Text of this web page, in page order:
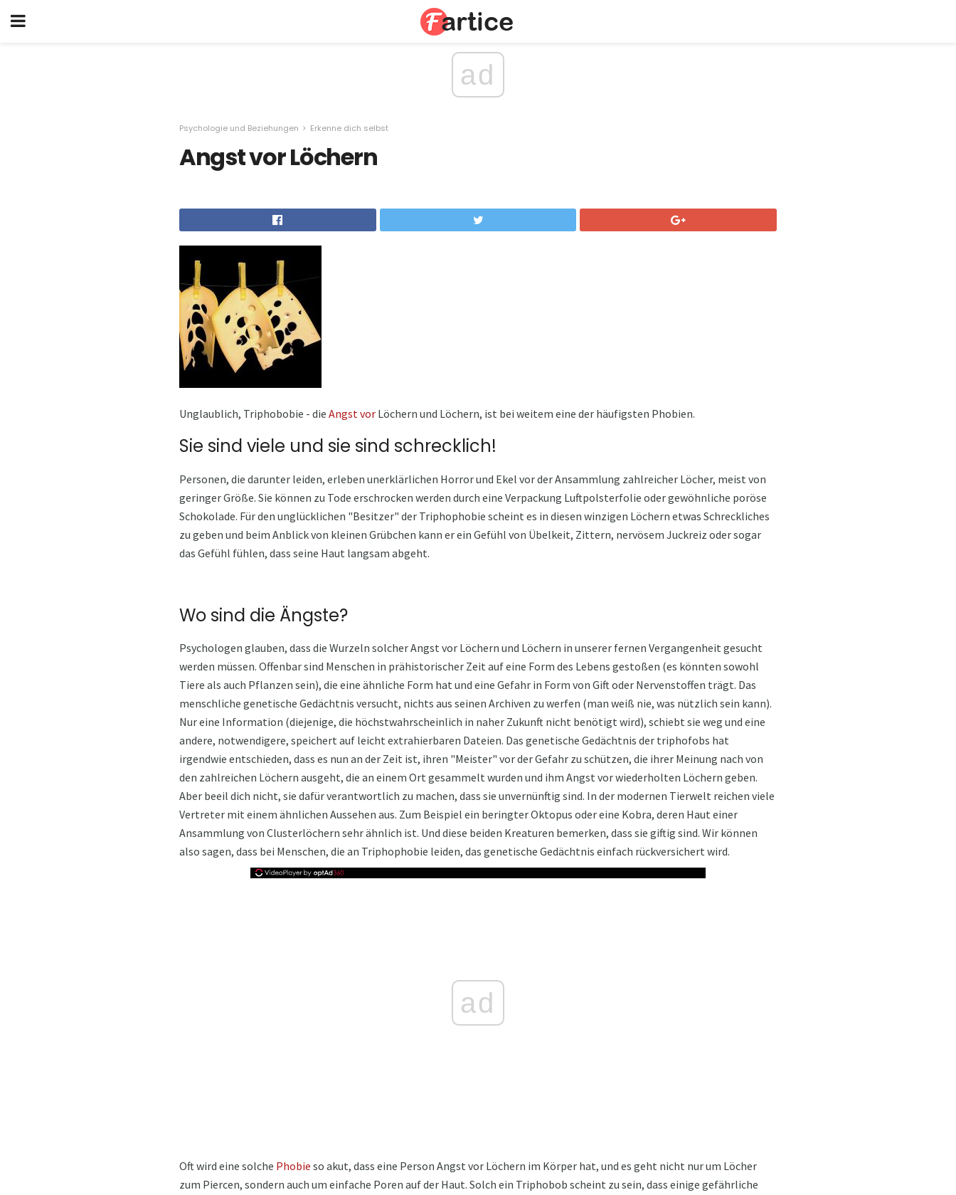
ad
Psychologie und Beziehungen Erkenne dich selbst
Angst vor Löchern
Unglaublich, Triphobobie - die Angst vor Löchern und Löchern, ist bei weitem eine der häufigsten Phobien.
Sie sind viele und sie sind schrecklich!
Personen, die darunter leiden, erleben unerklärlichen Horror und Ekel vor der Ansammlung zahlreicher Löcher, meist von
geringer Größe. Sie können zu Tode erschrocken werden durch eine Verpackung Luftpolsterfolie oder gewöhnliche poröse
Schokolade. Für den unglücklichen "Besitzer" der Triphophobie scheint es in diesen winzigen Löchern etwas Schreckliches
zu geben und beim Anblick von kleinen Grübchen kann er ein Gefühl von Übelkeit, Zittern, nervösem Juckreiz oder sogar
das Gefühl fühlen, dass seine Haut langsam abgeht.
Wo sind die Ängste?
Psychologen glauben, dass die Wurzeln solcher Angst vor Löchern und Löchern in unserer fernen Vergangenheit gesucht
werden müssen. Offenbar sind Menschen in prähistorischer Zeit auf eine Form des Lebens gestoßen (es könnten sowohl
Tiere als auch Pflanzen sein), die eine ähnliche Form hat und eine Gefahr in Form von Gift oder Nervenstoffen trägt. Das
menschliche genetische Gedächtnis versucht, nichts aus seinen Archiven zu werfen (man weiß nie, was nützlich sein kann).
Nur eine Information (diejenige, die höchstwahrscheinlich in naher Zukunft nicht benötigt wird), schiebt sie weg und eine
andere, notwendigere, speichert auf leicht extrahierbaren Dateien. Das genetische Gedächtnis der triphofobs hat
irgendwie entschieden, dass es nun an der Zeit ist, ihren "Meister" vor der Gefahr zu schützen, die ihrer Meinung nach von
den zahlreichen Löchern ausgeht, die an einem Ort gesammelt wurden und ihm Angst vor wiederholten Löchern geben.
Aber beeil dich nicht, sie dafür verantwortlich zu machen, dass sie unvernünftig sind. In der modernen Tierwelt reichen viele
Vertreter mit einem ähnlichen Aussehen aus. Zum Beispiel ein beringter Oktopus oder eine Kobra, deren Haut einer
Ansammlung von Clusterlöchern sehr ähnlich ist. Und diese beiden Kreaturen bemerken, dass sie giftig sind. Wir können
also sagen, dass bei Menschen, die an Triphophobie leiden, das genetische Gedächtnis einfach rückversichert wird.
ad
Oft wird eine solche Phobie so akut, dass eine Person Angst vor Löchern im Körper hat, und es geht nicht nur um Löcher
zum Piercen, sondern auch um einfache Poren auf der Haut. Solch ein Triphobob scheint zu sein, dass einige gefährliche